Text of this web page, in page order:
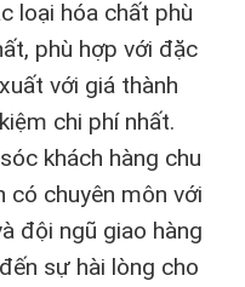
loại hóa chất phù
phù hợp với đặc
với giá thành
chi phí nhất.
khách hàng chu
có chuyên môn với
đội ngũ giao hàng
sự hài lòng cho